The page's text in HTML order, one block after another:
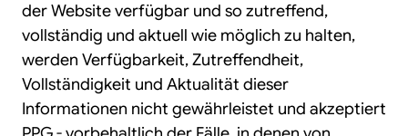
der Website verfügbar und so zutreffend,
vollständig und aktuell wie möglich zu halten,
werden Verfügbarkeit, Zutreffendheit,
Vollständigkeit und Aktualität dieser
Informationen nicht gewährleistet und akzeptiert